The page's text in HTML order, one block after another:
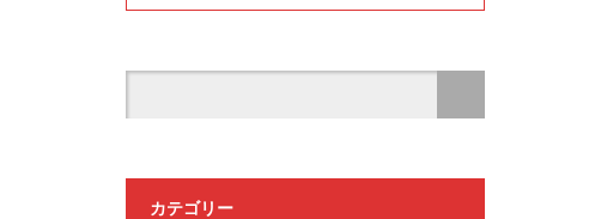
カテゴリー